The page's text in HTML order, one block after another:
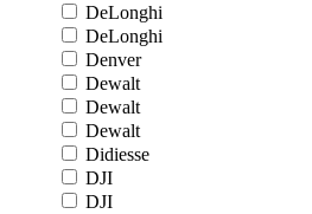
DeLonghi
DeLonghi
Denver
Dewalt
Dewalt
Dewalt
Didiesse
DJI
DJI